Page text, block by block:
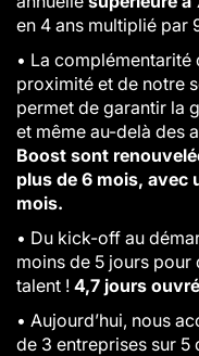
en 4 ans multiplié par
• La
proximité et de notre
permet de garantir la
et même au-delà des
Boost sont
plus de 6 mois, avec
mois.
• Du kick-off au
moins de 5 jours pour
talent ! 4,7 jours
• Aujourd’hui, nous
de 3 entreprises sur 5